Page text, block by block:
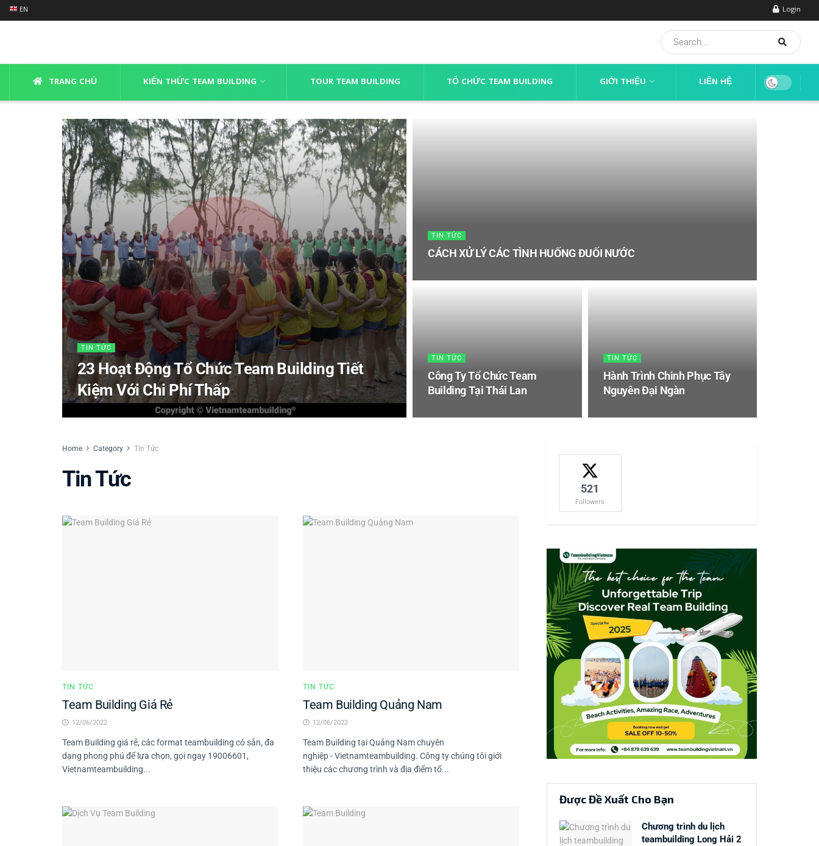
EN Login
TRANG CHỦ KIẾN THỨC TEAM BUILDING TOUR TEAM BUILDING TỔ CHỨC TEAM BUILDING GIỚI THIỆU LIÊN HỆ
TIN TỨC
23 Hoạt Động Tổ Chức Team Building Tiết
Kiệm Với Chi Phí Thấp
TIN TỨC
CÁCH XỬ LÝ CÁC TÌNH HUỐNG ĐUỐI NƯỚC
TIN TỨC
Công Ty Tổ Chức Team
Building Tại Thái Lan
TIN TỨC
Hành Trình Chinh Phục Tây
Nguyên Đại Ngàn
Home Category Tin Tức
Tin Tức
TIN TỨC
Team Building Giá Rẻ
12/06/2022
Team Building giá rẻ, các format teambuilding có sẵn, đa
dạng phong phú để lựa chọn, gọi ngay 19006601,
Vietnamteambuilding...
TIN TỨC
Team Building Quảng Nam
12/06/2022
Team Building tại Quảng Nam chuyên
nghiệp - Vietnamteambuilding. Công ty chúng tôi giới
thiệu các chương trình và địa điểm tổ...
521
Followers
Được Đề Xuất Cho Bạn
Chương trình du lịch
teambuilding Long Hải 2